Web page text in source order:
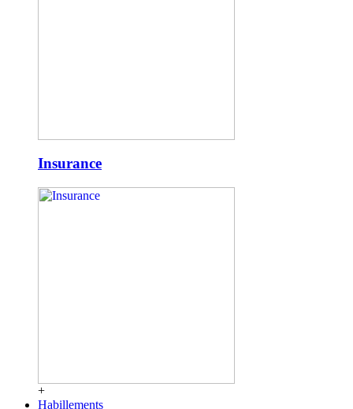
Insurance
+
Habillements